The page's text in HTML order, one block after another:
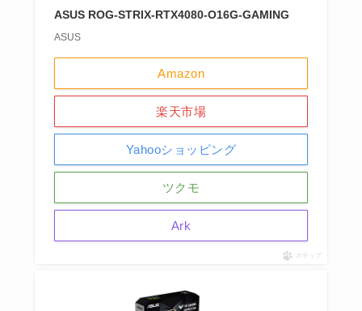
ASUS ROG-STRIX-RTX4080-O16G-GAMING
ASUS
Amazon
楽天市場
Yahooショッピング
ツクモ
Ark
ポチップ